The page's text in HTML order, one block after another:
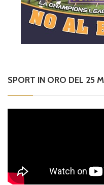
SPORT IN ORO DEL 25